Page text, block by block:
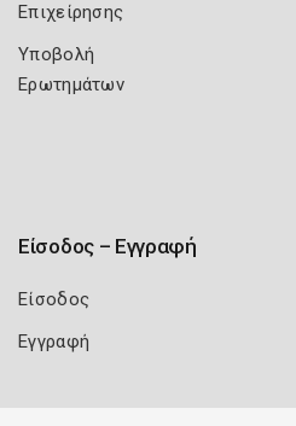
Επιχείρησης
Υποβολή
Ερωτημάτων
Είσοδος – Εγγραφή
Είσοδος
Εγγραφή